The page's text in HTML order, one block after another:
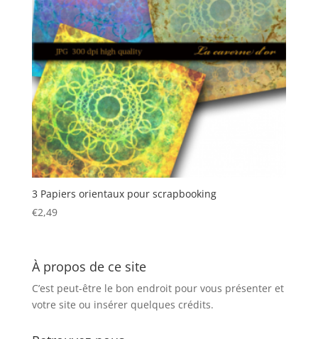
3 Papiers orientaux pour scrapbooking
€2,49
À propos de ce site
C’est peut-être le bon endroit pour vous présenter et
votre site ou insérer quelques crédits.